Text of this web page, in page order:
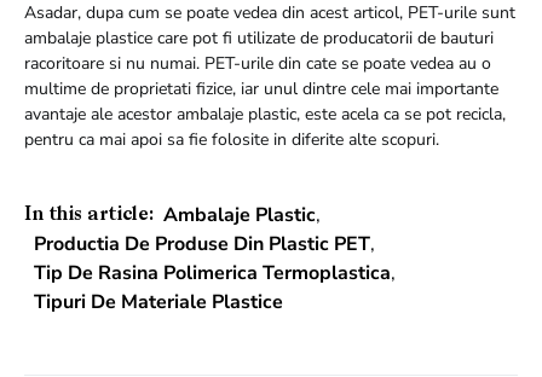
Asadar, dupa cum se poate vedea din acest articol, PET-urile sunt
ambalaje plastice care pot fi utilizate de producatorii de bauturi
racoritoare si nu numai. PET-urile din cate se poate vedea au o
multime de proprietati fizice, iar unul dintre cele mai importante
avantaje ale acestor ambalaje plastic, este acela ca se pot recicla,
pentru ca mai apoi sa fie folosite in diferite alte scopuri.
In this article: Ambalaje Plastic,
Productia De Produse Din Plastic PET,
Tip De Rasina Polimerica Termoplastica,
Tipuri De Materiale Plastice